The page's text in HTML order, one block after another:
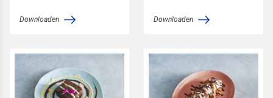
Downloaden Downloaden